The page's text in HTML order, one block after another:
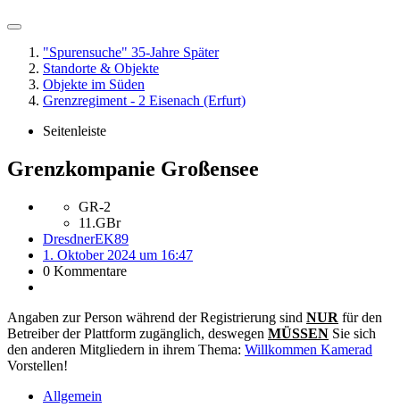
"Spurensuche" 35-Jahre Später
Standorte & Objekte
Objekte im Süden
Grenzregiment - 2 Eisenach (Erfurt)
Seitenleiste
Grenzkompanie Großensee
GR-2
11.GBr
DresdnerEK89
1. Oktober 2024 um 16:47
0 Kommentare
Angaben zur Person während der Registrierung sind NUR für den
Betreiber der Plattform zugänglich, deswegen MÜSSEN Sie sich
den anderen Mitgliedern in ihrem Thema: Willkommen Kamerad
Vorstellen!
Allgemein